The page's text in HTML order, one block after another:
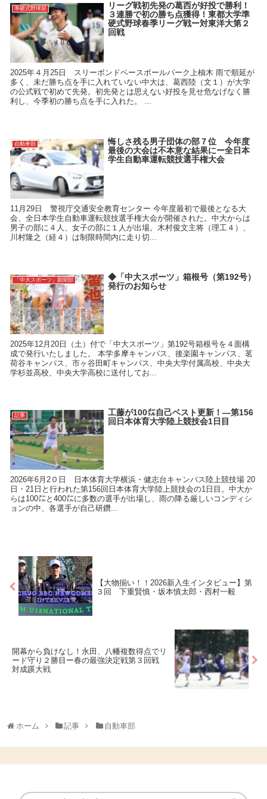
準硬式野球部
リーグ戦初先発の葛西が好投で勝利！
３連勝で初の勝ち点獲得！東都大学準
硬式野球春季リーグ戦ー対東洋大第２
回戦
2025年４月25日 スリーボンドベースボールパーク上柚木 雨で順延が
多く、未だ勝ち点を手に入れていない中大は、葛西陸（文１）が大学
の公式戦で初めて先発。初先発とは思えない好投を見せ危なげなく勝
利し、今季初の勝ち点を手に入れた。 ...
自動車部
悔しさ残る男子団体の部７位 今年度
最後の大会は不本意な結果にー全日本
学生自動車運転競技選手権大会
11月29日 警視庁交通安全教育センター 今年度最初で最後となる大
会、全日本学生自動車運転競技選手権大会が開催された。中大からは
男子の部に４人、女子の部に１人が出場。木村俊文主将（理工４）、
川村隆之（経４）は制限時間内に走り切...
「中大スポーツ」新聞部
◆「中大スポーツ」箱根号（第192号）
発行のお知らせ
2025年12月20日（土）付で「中大スポーツ」第192号箱根号を４面構
成で発行いたしました。 本学多摩キャンパス、後楽園キャンパス、茗
荷谷キャンパス、市ヶ谷田町キャンパス、中央大学付属高校、中央大
学杉並高校、中央大学高校に送付してお...
記事
工藤が100㍍自己ベスト更新！―第156
回日本体育大学陸上競技会1日目
2026年6月2０日 日本体育大学横浜・健志台キャンパス陸上競技場 20
日・21日と行われた第156回日本体育大学陸上競技会の1日目。中大か
らは100㍍と400㍍に多数の選手が出場し、雨の降る厳しいコンディシ
ョンの中、各選手が自己研鑽...
【大物揃い！！2026新入生インタビュー】第
３回 下重賢慎・坂本慎太郎・西村一毅
開幕から負けなし！永田、八幡複数得点でリ
ード守り２勝目ー春の最強決定戦第３回戦
対成蹊大戦
ホーム 記事 自動車部